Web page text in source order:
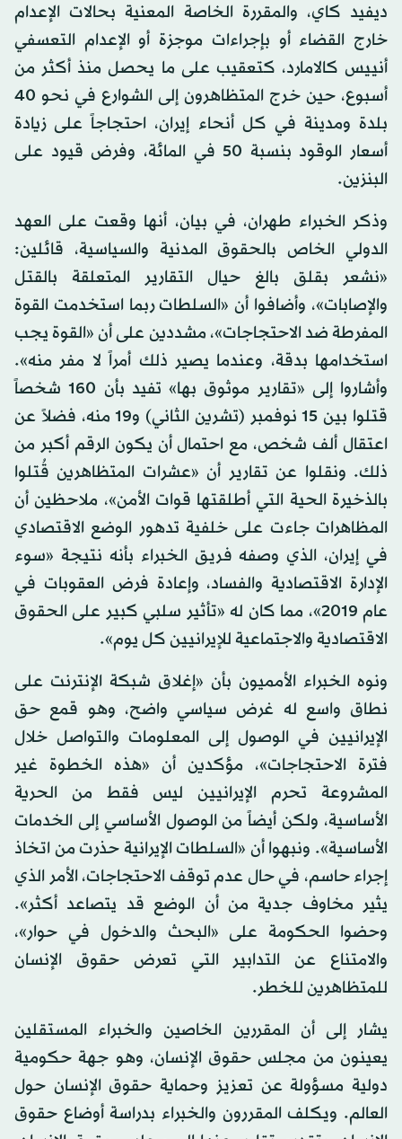
ديفيد كاي، والمقررة الخاصة المعنية بحالات الإعدام
خارج القضاء أو بإجراءات موجزة أو الإعدام التعسفي
أنييس كالامارد، كتعقيب على ما يحصل منذ أكثر من
أسبوع، حين خرج المتظاهرون إلى الشوارع في نحو 40
بلدة ومدينة في كل أنحاء إيران، احتجاجاً على زيادة
أسعار الوقود بنسبة 50 في المائة، وفرض قيود على
البنزين.
وذكر الخبراء طهران، في بيان، أنها وقعت على العهد
الدولي الخاص بالحقوق المدنية والسياسية، قائلين:
«نشعر بقلق بالغ حيال التقارير المتعلقة بالقتل
والإصابات»، وأضافوا أن «السلطات ربما استخدمت القوة
المفرطة ضد الاحتجاجات»، مشددين على أن «القوة يجب
استخدامها بدقة، وعندما يصير ذلك أمراً لا مفر منه».
وأشاروا إلى «تقارير موثوق بها» تفيد بأن 160 شخصاً
قتلوا بين 15 نوفمبر (تشرين الثاني) و19 منه، فضلاً عن
اعتقال ألف شخص، مع احتمال أن يكون الرقم أكبر من
ذلك. ونقلوا عن تقارير أن «عشرات المتظاهرين قُتلوا
بالذخيرة الحية التي أطلقتها قوات الأمن»، ملاحظين أن
المظاهرات جاءت على خلفية تدهور الوضع الاقتصادي
في إيران، الذي وصفه فريق الخبراء بأنه نتيجة «سوء
الإدارة الاقتصادية والفساد، وإعادة فرض العقوبات في
عام 2019»، مما كان له «تأثير سلبي كبير على الحقوق
الاقتصادية والاجتماعية للإيرانيين كل يوم».
ونوه الخبراء الأمميون بأن «إغلاق شبكة الإنترنت على
نطاق واسع له غرض سياسي واضح، وهو قمع حق
الإيرانيين في الوصول إلى المعلومات والتواصل خلال
فترة الاحتجاجات»، مؤكدين أن «هذه الخطوة غير
المشروعة تحرم الإيرانيين ليس فقط من الحرية
الأساسية، ولكن أيضاً من الوصول الأساسي إلى الخدمات
الأساسية». ونبهوا أن «السلطات الإيرانية حذرت من اتخاذ
إجراء حاسم، في حال عدم توقف الاحتجاجات، الأمر الذي
يثير مخاوف جدية من أن الوضع قد يتصاعد أكثر».
وحضوا الحكومة على «البحث والدخول في حوار»،
والامتناع عن التدابير التي تعرض حقوق الإنسان
للمتظاهرين للخطر.
يشار إلى أن المقررين الخاصين والخبراء المستقلين
يعينون من مجلس حقوق الإنسان، وهو جهة حكومية
دولية مسؤولة عن تعزيز وحماية حقوق الإنسان حول
العالم. ويكلف المقررون والخبراء بدراسة أوضاع حقوق